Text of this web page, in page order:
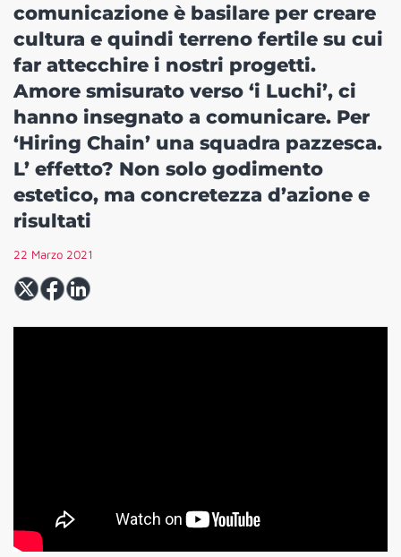
comunicazione è basilare per creare
cultura e quindi terreno fertile su cui
far attecchire i nostri progetti.
Amore smisurato verso ‘i Luchi’, ci
hanno insegnato a comunicare. Per
‘Hiring Chain’ una squadra pazzesca.
L’ effetto? Non solo godimento
estetico, ma concretezza d’azione e
risultati
22 Marzo 2021